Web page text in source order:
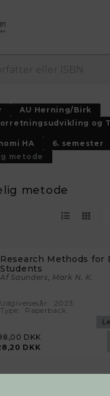
AU Herning/Birk
og
HA
6. semester
metode
metode
Research Methods for
Students
Af Saunders, Mark N. K.
Udgivelsesår:
2023
Type:
Paperback
DKK
DKK